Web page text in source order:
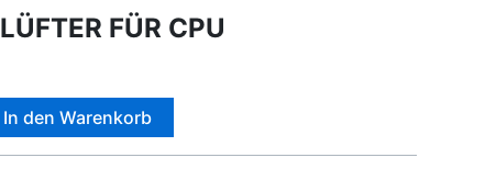
FÜR CPU
In den Warenkorb